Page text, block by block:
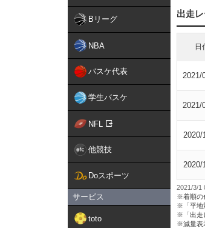
Bリーグ
NBA
バスケ代表
学生バスケ
NFL
他競技
Doスポーツ
サービス
toto
出走
日
2021/
2021/
2020/
2020/
2021/3/1
※着順の
※「平地
※「出走
※減量表